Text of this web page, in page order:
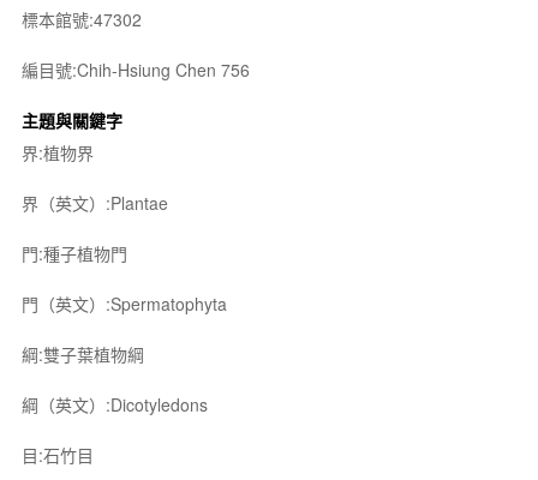
標本館號:47302
編目號:Chih-Hsiung Chen 756
主題與關鍵字
界:植物界
界（英文）:Plantae
門:種子植物門
門（英文）:Spermatophyta
綱:雙子葉植物綱
綱（英文）:Dicotyledons
目:石竹目